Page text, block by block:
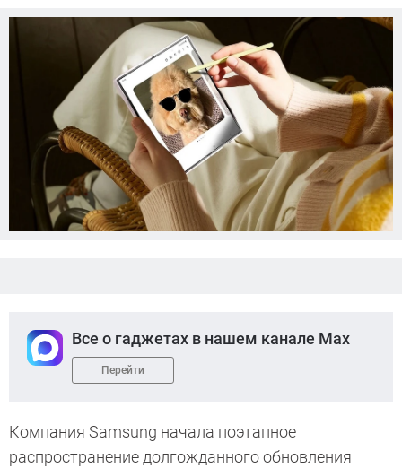
Все о гаджетах в нашем канале Max
Перейти
Компания Samsung начала поэтапное
распространение долгожданного обновления